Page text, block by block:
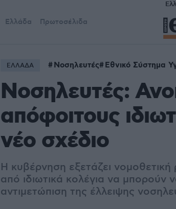
Ελλάδα Πρωτοσέλιδα
ΕΛΛΑΔΑ Νοσηλευτές Εθνικό Σύστημα
Νοσηλευτές:
απόφοιτους
νέο σχέδιο
Η κυβέρνηση εξετάζει
από ιδιωτικά κολέγια να
αντιμετώπιση της έλλειψης